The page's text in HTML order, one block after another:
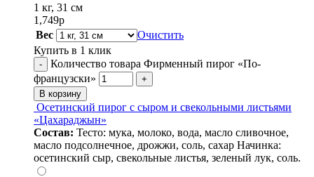
1 кг, 31 см
1,749р
Вес
Очистить
Купить в 1 клик
-
Количество товара Фирменный пирог «По-
французски»
+
В корзину
Осетинский пирог с сыром и свекольными листьями
«Цахараджын»
Состав: Тесто: мука, молоко, вода, масло сливочное,
масло подсолнечное, дрожжи, соль, сахар Начинка:
осетинский сыр, свекольные листья, зеленый лук, соль.